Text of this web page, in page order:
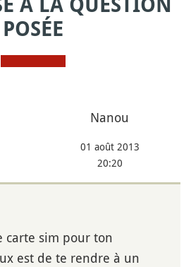
À LA QUESTION
POSÉE
Nanou
01 août 2013
20:20
carte sim pour ton
est de te rendre à un